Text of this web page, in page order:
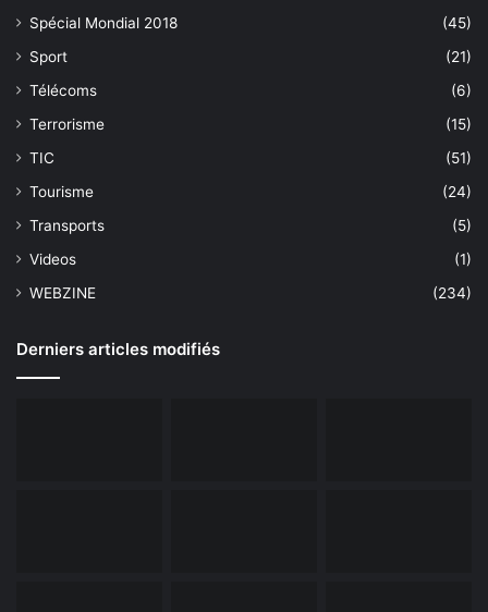
Spécial Mondial 2018
(45)
Sport
(21)
Télécoms
(6)
Terrorisme
(15)
TIC
(51)
Tourisme
(24)
Transports
(5)
Videos
(1)
WEBZINE
(234)
Derniers articles modifiés